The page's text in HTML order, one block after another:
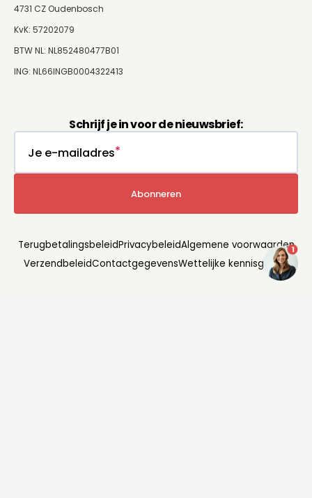
4731 CZ Oudenbosch
KvK: 57202079
BTW NL: NL852480477B01
ING: NL66INGB0004322413
Schrijf je in voor de nieuwsbrief:
Je e-mailadres
Abonneren
TerugbetalingsbeleidPrivacybeleidAlgemene voorwaarden
VerzendbeleidContactgegevensWettelijke kennisgeving
1